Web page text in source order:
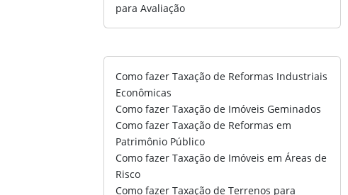
para Avaliação
Como fazer Taxação de Reformas Industriais
Econômicas
Como fazer Taxação de Imóveis Geminados
Como fazer Taxação de Reformas em
Patrimônio Público
Como fazer Taxação de Imóveis em Áreas de
Risco
Como fazer Taxação de Terrenos para